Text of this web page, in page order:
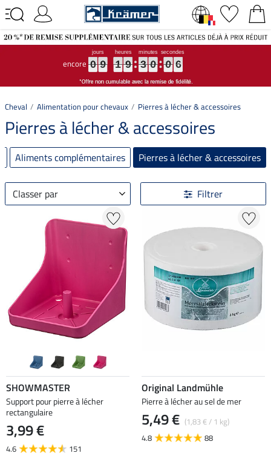
encore 0
0
0
0 9
9
9
9 1
1
1
1 9
9
9
9 3
3
3
3 0
0
0
0 0
0
0
0 4
4
4
4
Cheval Alimentation pour chevaux Pierres à lécher & accessoires
Pierres à lécher & accessoires
Aliments complémentaires Pierres à lécher & accessoires
Classer par Filtrer
SHOWMASTER
Support pour pierre à lécher
rectangulaire
3,99 €
4.6 151
Original Landmühle
Pierre à lécher au sel de mer
5,49 € (1,83 € / 1 kg)
4.8
88